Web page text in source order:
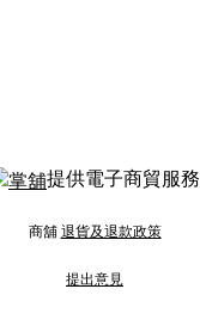
提供電子商貿服務
商舖 退貨及退款政策
提出意見